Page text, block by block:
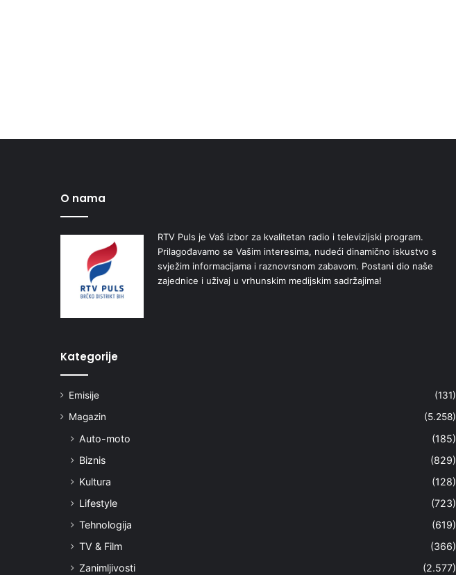
O nama
RTV Puls je Vaš izbor za kvalitetan radio i televizijski program.
Prilagođavamo se Vašim interesima, nudeći dinamično iskustvo s
svježim informacijama i raznovrsnom zabavom. Postani dio naše
zajednice i uživaj u vrhunskim medijskim sadržajima!
Kategorije
Emisije
(131)
Magazin
(5.258)
Auto-moto
(185)
Biznis
(829)
Kultura
(128)
Lifestyle
(723)
Tehnologija
(619)
TV & Film
(366)
Zanimljivosti
(2.577)